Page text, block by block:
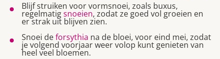
Blijf struiken voor vormsnoei, zoals buxus,
regelmatigsnoeien, zodat ze goed vol groeien en
er strak uit blijven zien.
Snoei deforsythia na de bloei, voor eind mei, zodat
je volgend voorjaar weer volop kunt genieten van
heel veel bloemen.